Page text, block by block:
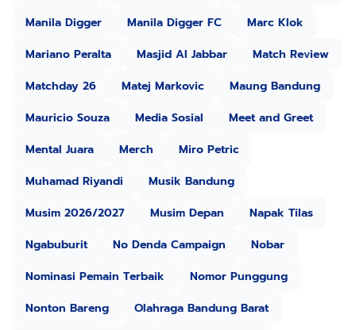
Manila Digger
Manila Digger FC
Marc Klok
Mariano Peralta
Masjid Al Jabbar
Match Review
Matchday 26
Matej Markovic
Maung Bandung
Mauricio Souza
Media Sosial
Meet and Greet
Mental Juara
Merch
Miro Petric
Muhamad Riyandi
Musik Bandung
Musim 2026/2027
Musim Depan
Napak Tilas
Ngabuburit
No Denda Campaign
Nobar
Nominasi Pemain Terbaik
Nomor Punggung
Nonton Bareng
Olahraga Bandung Barat